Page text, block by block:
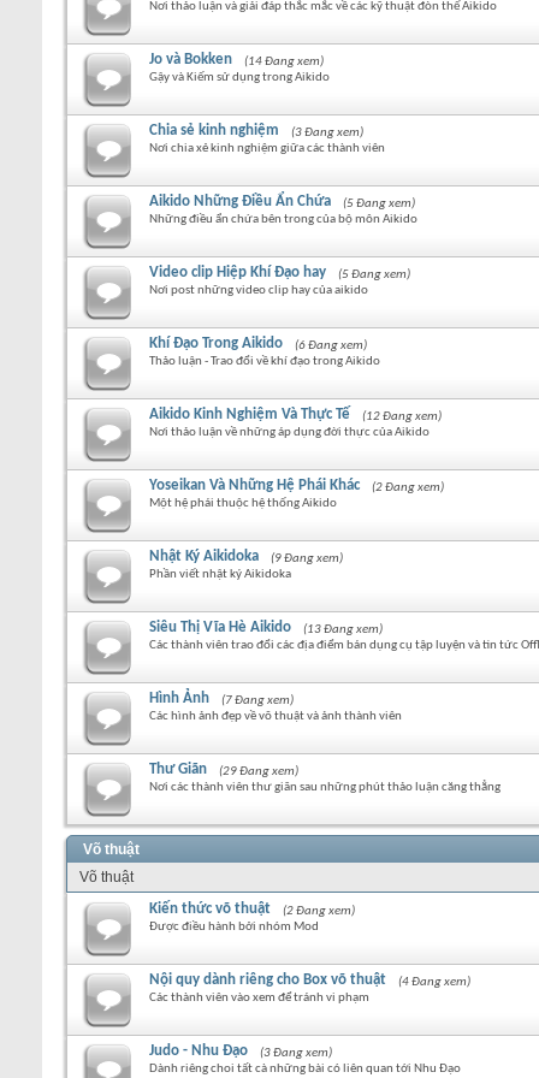
Nơi thảo luận và giải đáp thắc mắc về các kỹ thuật đòn thế Aikido
Jo và Bokken
(14 Đang xem)
Gậy và Kiếm sử dụng trong Aikido
Chia sẻ kinh nghiệm
(3 Đang xem)
Nơi chia xẻ kinh nghiệm giữa các thành viên
Aikido Những Điều Ẩn Chứa
(5 Đang xem)
Những điều ẩn chứa bên trong của bộ môn Aikido
Video clip Hiệp Khí Đạo hay
(5 Đang xem)
Nơi post những video clip hay của aikido
Khí Đạo Trong Aikido
(6 Đang xem)
Thảo luận - Trao đổi về khí đạo trong Aikido
Aikido Kinh Nghiệm Và Thực Tế
(12 Đang xem)
Nơi thảo luận về những áp dụng đời thực của Aikido
Yoseikan Và Những Hệ Phái Khác
(2 Đang xem)
Một hệ phái thuộc hệ thống Aikido
Nhật Ký Aikidoka
(9 Đang xem)
Phần viết nhật ký Aikidoka
Siêu Thị Vĩa Hè Aikido
(13 Đang xem)
Các thành viên trao đổi các địa điểm bán dụng cụ tập luyện và tin tức
Hình Ảnh
(7 Đang xem)
Các hình ảnh đẹp về võ thuật và ảnh thành viên
Thư Giãn
(29 Đang xem)
Nơi các thành viên thư giãn sau những phút thảo luận căng thẳng
Võ thuật
Võ thuật
Kiến thức võ thuật
(2 Đang xem)
Được điều hành bởi nhóm Mod
Nội quy dành riêng cho Box võ thuật
(4 Đang xem)
Các thành viên vào xem để tránh vi phạm
Judo - Nhu Đạo
(3 Đang xem)
Dành riêng choi tất cà những bài có liên quan tới Nhu Đạo